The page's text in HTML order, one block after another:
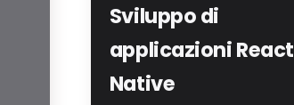
Sviluppo di
applicazioni React
Native